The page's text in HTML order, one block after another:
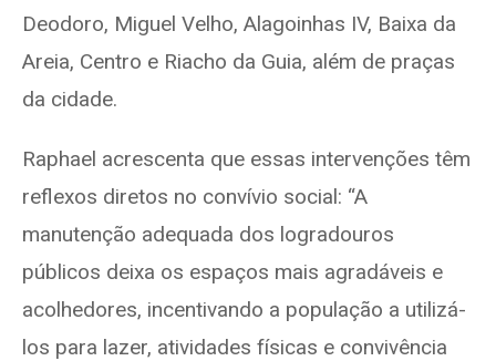
Deodoro, Miguel Velho, Alagoinhas IV, Baixa da
Areia, Centro e Riacho da Guia, além de praças
da cidade.
Raphael acrescenta que essas intervenções têm
reflexos diretos no convívio social: “A
manutenção adequada dos logradouros
públicos deixa os espaços mais agradáveis e
acolhedores, incentivando a população a utilizá-
los para lazer, atividades físicas e convivência